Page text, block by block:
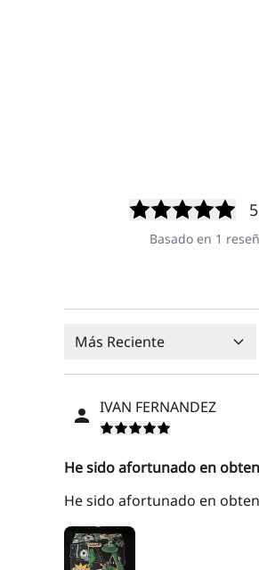
Basado en 1
Más Reciente
IVAN FERNANDEZ
He sido afortunado en
He sido afortunado en